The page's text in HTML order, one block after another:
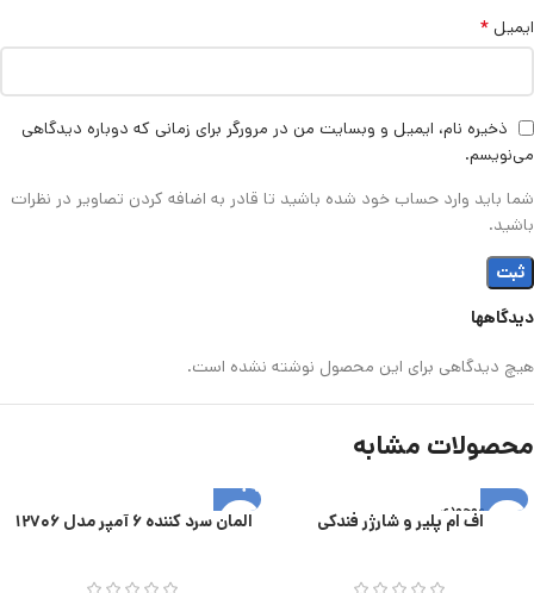
دیدگاهها
هیچ دیدگاهی برای این محصول نوشته نشده است.
ایمیل *
ذخیره نام، ایمیل و وبسایت من در مرورگر برای زمانی که دوباره دیدگاهی
می‌نویسم.
شما باید وارد حساب خود شده باشید تا قادر به اضافه کردن تصاویر در نظرات
باشید.
محصولات مشابه
اتمام موجودی
اف ام پلیر و شارژر فندکی المان سرد کننده ۶ آمپر مدل ۱۲۷۰۶